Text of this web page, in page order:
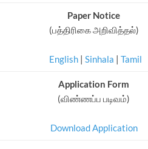
Paper Notice
(பத்திரிகை அறிவித்தல்)
English | Sinhala | Tamil
Application Form
(விண்ணப்ப படிவம்)
Download Application